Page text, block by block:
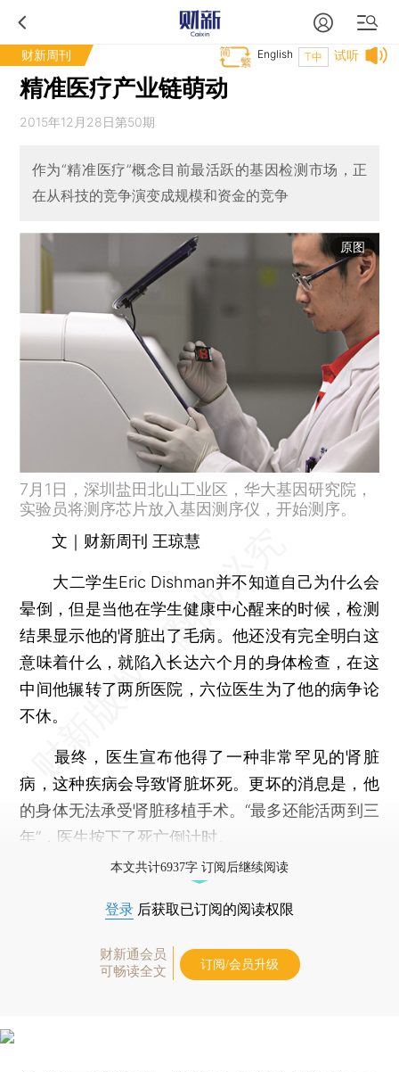
财新周刊 试听
T中
English
精准医疗产业链萌动
2015年12月28日第50期
作为“精准医疗”概念目前最活跃的基因检测市场，正
在从科技的竞争演变成规模和资金的竞争
原图
7月1日，深圳盐田北山工业区，华大基因研究院，
实验员将测序芯片放入基因测序仪，开始测序。
文｜财新周刊 王琼慧
大二学生Eric Dishman并不知道自己为什么会
晕倒，但是当他在学生健康中心醒来的时候，检测
结果显示他的肾脏出了毛病。他还没有完全明白这
意味着什么，就陷入长达六个月的身体检查，在这
中间他辗转了两所医院，六位医生为了他的病争论
不休。
最终，医生宣布他得了一种非常罕见的肾脏
病，这种疾病会导致肾脏坏死。更坏的消息是，他
的身体无法承受肾脏移植手术。“最多还能活两到三
年”，医生按下了死亡倒计时。
本文共计6937字 订阅后继续阅读
登录 后获取已订阅的阅读权限
财新通会员
可畅读全文
订阅/会员升级